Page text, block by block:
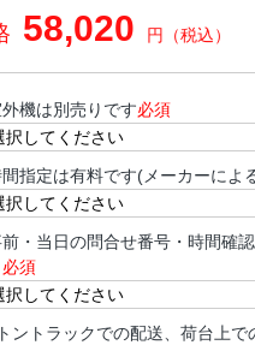
58,020 円（税込）
機は別売りです必須
指定は有料です(メーカーによ
・当日の問合せ番号・時間確
必須
ントラックでの配送、荷台上で